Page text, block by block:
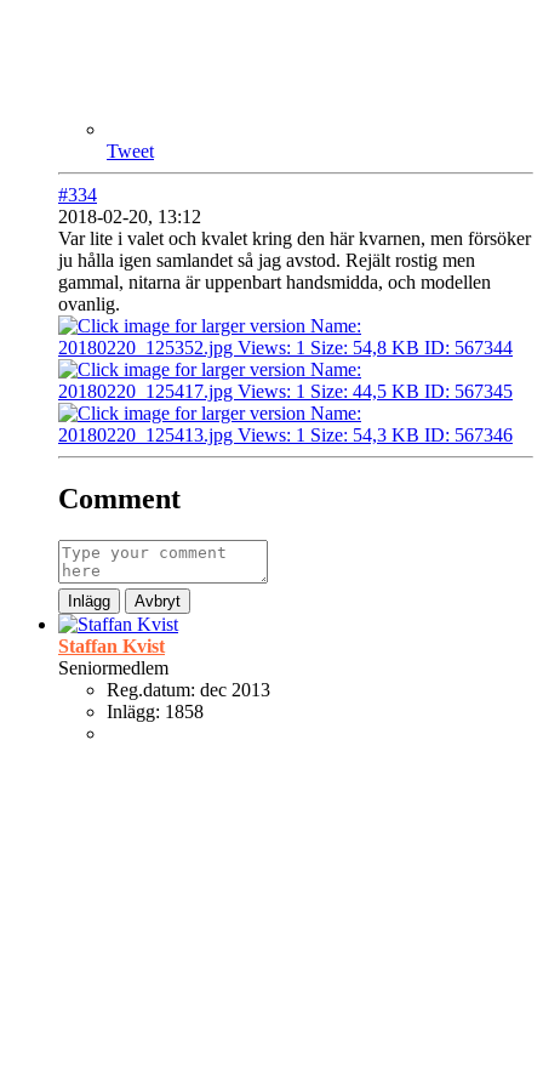
Tweet
#334
2018-02-20, 13:12
Var lite i valet och kvalet kring den här kvarnen, men försöker
ju hålla igen samlandet så jag avstod. Rejält rostig men
gammal, nitarna är uppenbart handsmidda, och modellen
ovanlig.
Comment
Inlägg Avbryt
Staffan Kvist
Seniormedlem
Reg.datum: dec 2013
Inlägg: 1858